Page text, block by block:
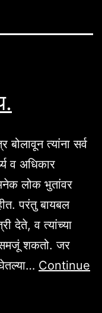
त्यांना सर्व
व अधिकार
लोक भुतांवर
परंतु बायबल
देते, व त्यांच्या
समजूं शकतो. जर
Continue